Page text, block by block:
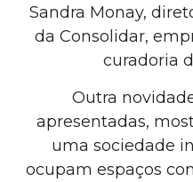
Sandra Monay,
da Consolidar,
curadoria
Outra
apresentadas,
uma sociedade
ocupam espaços